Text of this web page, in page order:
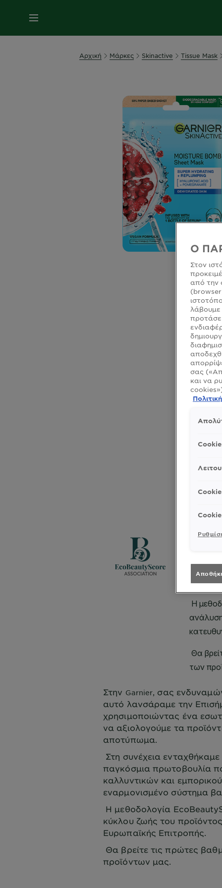
MENU
Αρχική Μάρκες Skinactive Tissue Mask
Στην Garnier, σας
αυτό λανσάραμε την
χρησιμοποιώντας ένα
να αξιολογούμε τα
αποτύπωμα.
Στη συνέχεια
παγκόσμια πρωτοβουλία
καλλυντικών και
εναρμονισμένο σύστημα
Η μεθοδολογία
κύκλου ζωής του
Ευρωπαϊκής Επιτροπής.
Θα βρείτε τις πρώτες
προϊόντων μας.
Ο
Στον
από την
λάβουμε
σας
και να